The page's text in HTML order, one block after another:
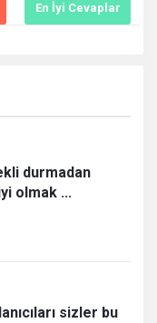
En İyi Cevaplar
durmadan
olmak ...
sizler bu